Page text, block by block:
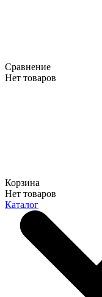
Сравнение
Нет товаров
Корзина
Нет товаров
Каталог